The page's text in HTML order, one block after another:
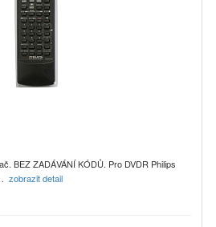
BEZ ZADÁVÁNÍ KÓDŮ. Pro DVDR Philips
zobrazit detail